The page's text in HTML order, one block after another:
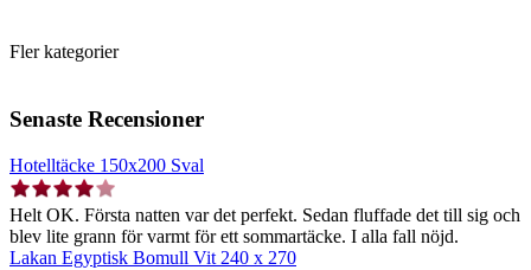
Fler kategorier
Senaste Recensioner
Hotelltäcke 150x200 Sval
Helt OK. Första natten var det perfekt. Sedan fluffade det till sig och
blev lite grann för varmt för ett sommartäcke. I alla fall nöjd.
Lakan Egyptisk Bomull Vit 240 x 270